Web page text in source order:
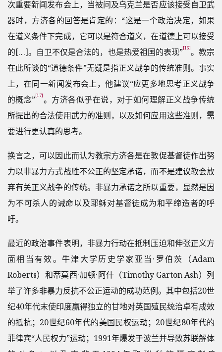
次重要新闻发布会上，当被问及乌克兰是否应该接受自卫武
器时，方济各的回答是肯定的：“这是一个政治决定，如果
在道义条件下完成，它可以是符合道义，在道德上可以接受
的[…]。自卫不仅是合法的，也是热爱祖国的表现”[16]。教宗
在此所谈的“道德条件”无疑是指正义战争的传统准则。事实
上，在同一新闻发布会上，他建议“应更多地思考正义战争
的概念”[17]。方济各似乎在说，对于如何理解正义战争传统
所提出的合法使用武力的准则，以及如何应用这些准则，需
要进行更认真的思考。
换言之，可以因此而认为教宗方济各是在敦促基督徒作出努
力以非暴力方式战胜不公正的坚定承诺，而不是建议教会放
弃有关正义战争的传统。非暴力承诺之所以重要，显然是因
为不可杀人的诫命以及耶稣对基督徒成为和平缔造者的呼
吁。
最近的政治事件表明，非暴力行动在抵制压迫和伸张正义方
面相当有效。牛津大学历史学家亚当·罗伯茨（Adam
Roberts）和蒂莫西·加顿·阿什（Timothy Garton Ash）列
举了许多非暴力反抗不公正运动的成功范例。其中包括20世
纪40年代末使印度赢得独立的甘地对英国殖民统治卓有成效
的抵抗；20世纪60年代的美国民权运动；20世纪80年代的
菲律宾“人民权力”运动；1991年爆发于波兰并导致苏联解体